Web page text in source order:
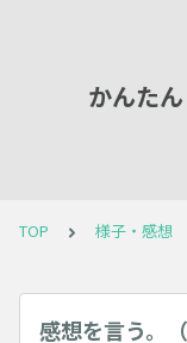
かんた
TOP 様子・感想
感想を言う。